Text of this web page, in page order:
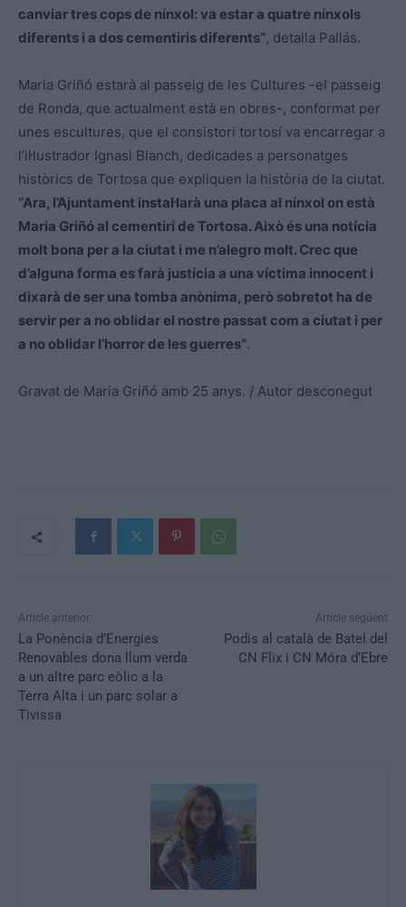
canviar tres cops de nínxol: va estar a quatre nínxols
diferents i a dos cementiris diferents”, detalla Pallás.
Maria Griñó estarà al passeig de les Cultures -el passeig
de Ronda, que actualment està en obres-, conformat per
unes escultures, que el consistori tortosí va encarregar a
l’il·lustrador Ignasi Blanch, dedicades a personatges
històrics de Tortosa que expliquen la història de la ciutat.
“Ara, l’Ajuntament instal·larà una placa al nínxol on està
Maria Griñó al cementiri de Tortosa. Això és una notícia
molt bona per a la ciutat i me n’alegro molt. Crec que
d’alguna forma es farà justícia a una víctima innocent i
dixarà de ser una tomba anònima, però sobretot ha de
servir per a no oblidar el nostre passat com a ciutat i per
a no oblidar l’horror de les guerres”.
Gravat de Maria Griñó amb 25 anys. / Autor desconegut
Article anterior
La Ponència d’Energies
Renovables dona llum verda
a un altre parc eòlic a la
Terra Alta i un parc solar a
Tivissa
Article següent
Podis al català de Batel del
CN Flix i CN Móra d’Ebre